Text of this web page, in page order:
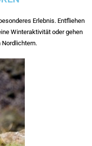
Erlebnis. Entfliehen
Winteraktivität oder gehen
Nordlichtern.